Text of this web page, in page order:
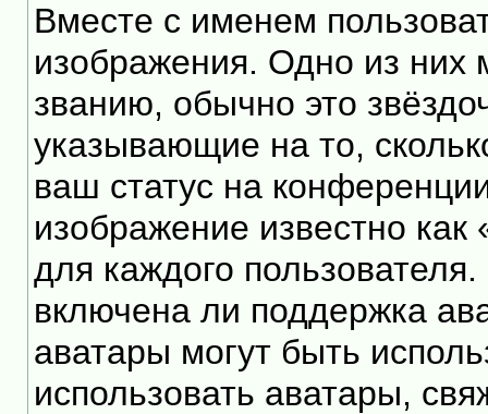
Вместе с именем
изображения. Одно из них
званию, обычно это
указывающие на то,
ваш статус на
изображение известно
для каждого
включена ли поддержка
аватары могут быть
использовать аватары,